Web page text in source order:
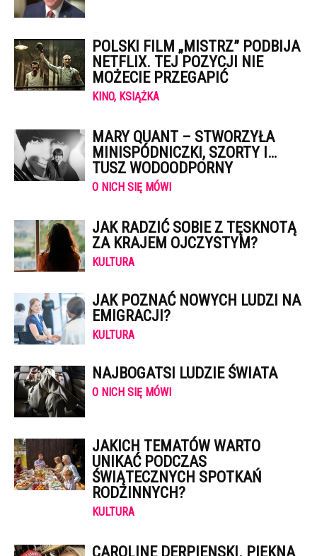
POLSKI FILM „MISTRZ” PODBIJA
NETFLIX. TEJ POZYCJI NIE
MOŻECIE PRZEGAPIĆ
KINO, KSIĄŻKA
MARY QUANT – STWORZYŁA
MINISPÓDNICZKI, SZORTY I…
TUSZ WODOODPORNY
O NICH SIĘ MÓWI
JAK RADZIĆ SOBIE Z TĘSKNOTĄ
ZA KRAJEM OJCZYSTYM?
KULTURA
JAK POZNAĆ NOWYCH LUDZI NA
EMIGRACJI?
KULTURA
NAJBOGATSI LUDZIE ŚWIATA
O NICH SIĘ MÓWI
JAKICH TEMATÓW WARTO
UNIKAĆ PODCZAS
ŚWIĄTECZNYCH SPOTKAŃ
RODZINNYCH?
KULTURA
CAROLINE DERPIENSKI. PIĘKNA